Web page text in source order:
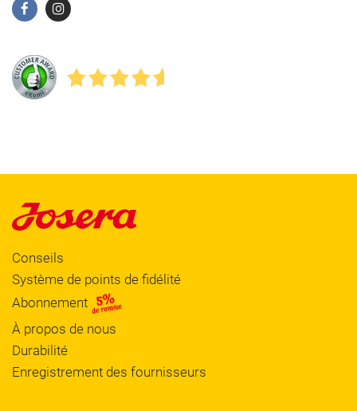
Conseils
Système de points de fidélité
Abonnement
À propos de nous
Durabilité
Enregistrement des fournisseurs